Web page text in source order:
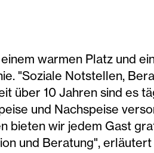
warmen Platz und
"Soziale Notstellen,
über 10 Jahren sind es
und Nachspeise
bieten wir jedem Gast
und Beratung",